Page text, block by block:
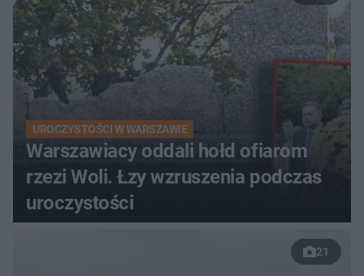
UROCZYSTOŚCI W WARSZAWIE
Warszawiacy oddali hołd ofiarom
rzezi Woli. Łzy wzruszenia podczas
uroczystości
21